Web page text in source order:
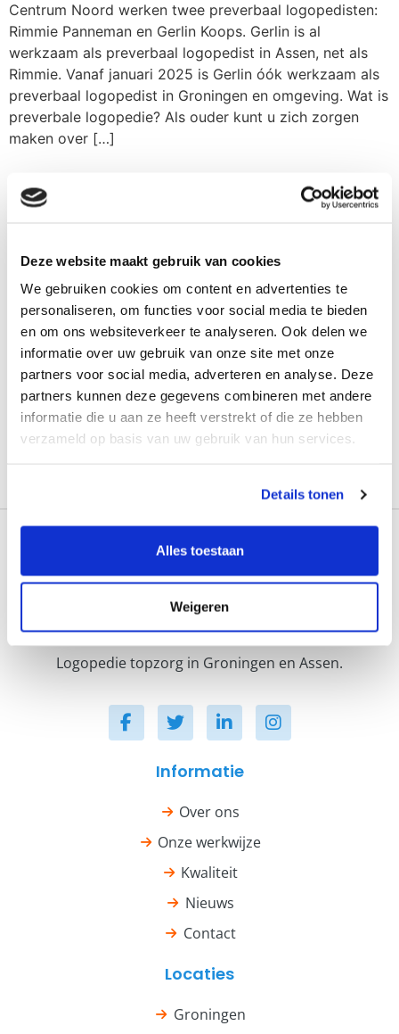
Deze website maakt gebruik van cookies
We gebruiken cookies om content en advertenties te
personaliseren, om functies voor social media te bieden
en om ons websiteverkeer te analyseren. Ook delen we
informatie over uw gebruik van onze site met onze
partners voor social media, adverteren en analyse. Deze
partners kunnen deze gegevens combineren met andere
informatie die u aan ze heeft verstrekt of die ze hebben
verzameld op basis van uw gebruik van hun services.
Details tonen
Alles toestaan
Weigeren
Centrum Noord werken twee preverbaal logopedisten:
Rimmie Panneman en Gerlin Koops. Gerlin is al
werkzaam als preverbaal logopedist in Assen, net als
Rimmie. Vanaf januari 2025 is Gerlin óók werkzaam als
preverbaal logopedist in Groningen en omgeving. Wat is
preverbale logopedie? Als ouder kunt u zich zorgen
maken over […]
of een afspraak maken
Logopedie topzorg in Groningen en Assen.
Informatie
Over ons
Onze werkwijze
Kwaliteit
Nieuws
Contact
Locaties
Groningen